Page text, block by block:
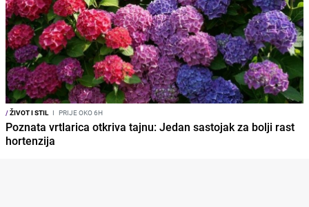
/ŽIVOT I STIL I PRIJE OKO 6H
Poznata vrtlarica otkriva tajnu: Jedan sastojak za bolji rast
hortenzija